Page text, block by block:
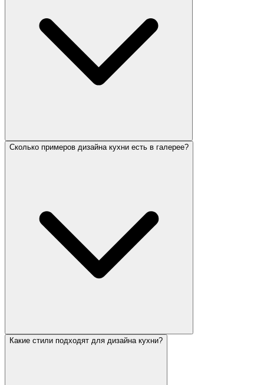
Сколько примеров дизайна кухни есть в галерее?
Какие стили подходят для дизайна кухни?